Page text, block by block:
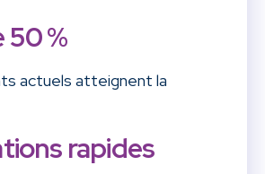
50 %
actuels atteignent la
rapides